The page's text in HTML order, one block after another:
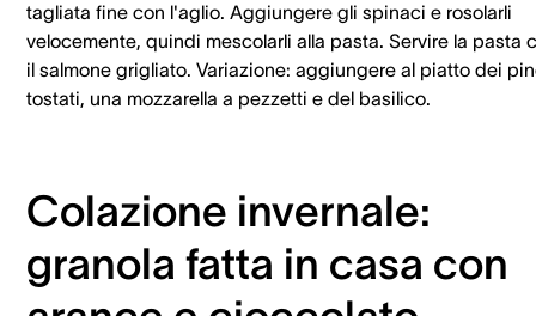
tagliata fine con l'aglio. Aggiungere gli spinaci e rosolarli
velocemente, quindi mescolarli alla pasta. Servire la pasta
il salmone grigliato. Variazione: aggiungere al piatto dei
tostati, una mozzarella a pezzetti e del basilico.
Colazione invernale:
granola fatta in casa con